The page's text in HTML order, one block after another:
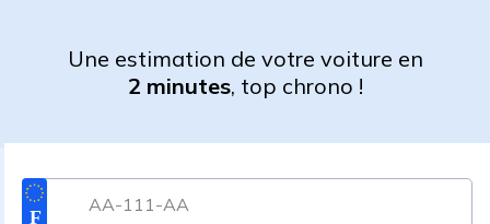
Une estimation de votre voiture en
2 minutes, top chrono !